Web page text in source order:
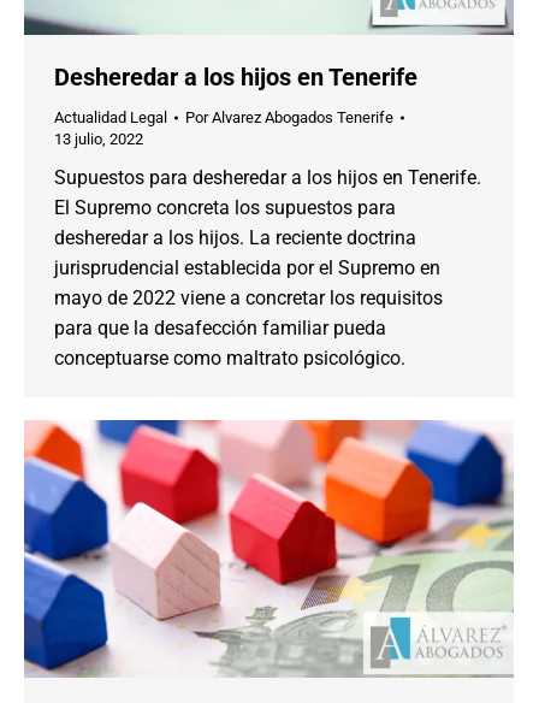
Desheredar a los hijos en Tenerife
Actualidad Legal PorAlvarez Abogados Tenerife
13 julio, 2022
Supuestos para desheredar a los hijos en Tenerife.
El Supremo concreta los supuestos para
desheredar a los hijos. La reciente doctrina
jurisprudencial establecida por el Supremo en
mayo de 2022 viene a concretar los requisitos
para que la desafección familiar pueda
conceptuarse como maltrato psicológico.